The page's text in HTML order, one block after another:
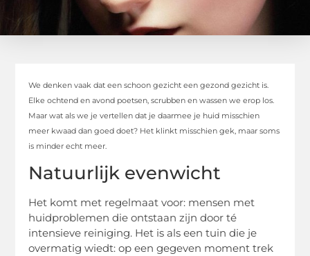
We denken vaak dat een schoon gezicht een gezond gezicht is.
Elke ochtend en avond poetsen, scrubben en wassen we erop los.
Maar wat als we je vertellen dat je daarmee je huid misschien
meer kwaad dan goed doet? Het klinkt misschien gek, maar soms
is minder echt meer.
Natuurlijk evenwicht
Het komt met regelmaat voor: mensen met
huidproblemen die ontstaan zijn door té
intensieve reiniging. Het is als een tuin die je
overmatig wiedt: op een gegeven moment trek